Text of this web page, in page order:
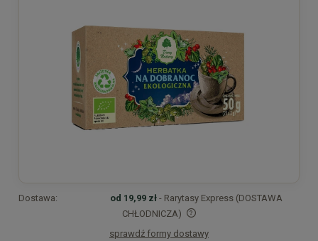
Dostawa: od 19,99 zł - Rarytasy Express (DOSTAWA
CHŁODNICZA)
Cena nie zawiera ewentualnych kosztów płatności
sprawdź formy dostawy